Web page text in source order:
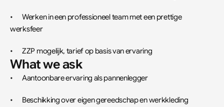
•	Werken in een professioneel team met een prettige
werksfeer
•	ZZP mogelijk, tarief op basis van ervaring
What we ask
•	Aantoonbare ervaring als pannenlegger
•	Beschikking over eigen gereedschap en werkkleding